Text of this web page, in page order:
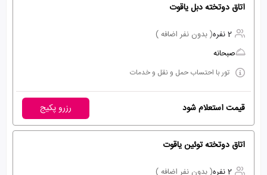
اتاق دوتخته دبل یاقوت
2 نفره
( بدون نفر اضافه )
صبحانه
تور با احتساب حمل و نقل و خدمات
قیمت استعلام شود رزرو پکیج
اتاق دوتخته توئین یاقوت
2 نفره
( بدون نفر اضافه )